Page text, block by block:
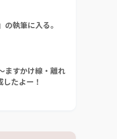
の執筆に入る。
ますかけ線・離れ
たよー！